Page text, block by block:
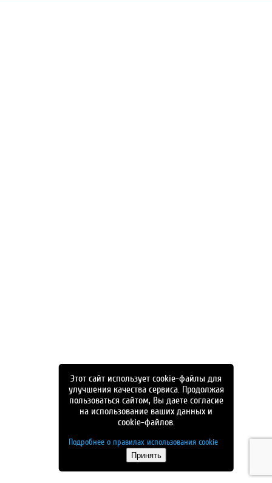
Этот сайт использует cookie-файлы для
улучшения качества сервиса. Продолжая
пользоваться сайтом, Вы даете согласие
на использование ваших данных и
cookie-файлов.
Подробнее о правилах использования cookie
Принять